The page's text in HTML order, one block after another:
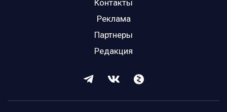
Контакты
Реклама
Партнеры
Редакция